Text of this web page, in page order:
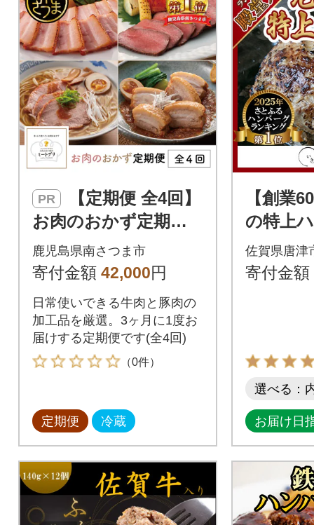
PR
お肉のおかず定期便
[みなみさつまのミー
トデリ]
鹿児島県南さつま市
寄付金額 42,000円
日常使いできる牛肉と豚肉の
加工品を厳選。3ヶ月に1度お
届けする定期便です(全4回)
（0件）
定期便 冷蔵
【創業
の特上
個
佐賀県唐津
寄付金額
選べる：
お届け日